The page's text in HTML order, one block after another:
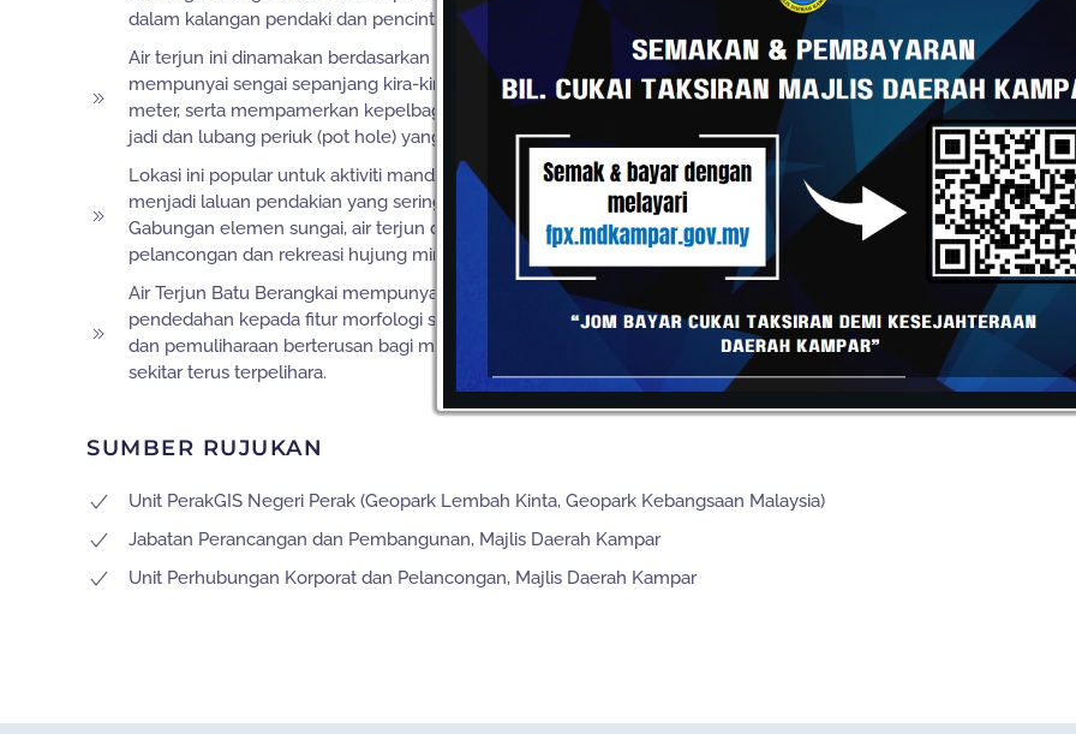
dalam kalangan pendaki dan pencinta aktiviti alam semula jadi.
Air terjun ini dinamakan berdasarkan susunan bongkah batu granit yang kelihatan seolah-olah berangkai. Ia
mempunyai sengai sepanjang kira-kira 700 meter dengan ketinggian air terjun antara 6.5 meter hingga 39.2
meter, serta mempamerkan kepelbagaian fitur morfologi seperti air terjun bertingkat, batu bertangga semula
jadi dan lubang periuk (pot hole) yang terbentuk akibat proses hakisan air pada batuan granit.
Lokasi ini popular untuk aktiviti mandi-manda, berkelah, fotografi alam dan penerokaan hutan ringan, selain
menjadi laluan pendakian yang sering dikongsikan di media sosial sebagai trek alam yang menarik.
Gabungan elemen sungai, air terjun dan hutan menjadikan kawasan ini sesuai untuk aktiviti eko-
pelancongan dan rekreasi hujung minggu.
Air Terjun Batu Berangkai mempunyai nilai eko-pelancongan dan pendidikan geologi yang tinggi melalui
pendedahan kepada fitur morfologi semula jadi batuan granit. Oleh itu, kawasan ini memerlukan pengurusan
dan pemuliharaan berterusan bagi memastikan kebersihan, keselamatan pengunjung serta kelestarian alam
sekitar terus terpelihara.
SUMBER RUJUKAN
Unit PerakGIS Negeri Perak (Geopark Lembah Kinta, Geopark Kebangsaan Malaysia)
Jabatan Perancangan dan Pembangunan, Majlis Daerah Kampar
Unit Perhubungan Korporat dan Pelancongan, Majlis Daerah Kampar